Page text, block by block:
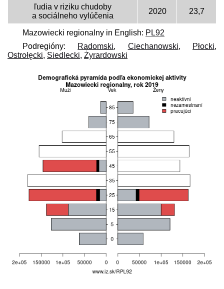
ľudia v riziku chudoby
a sociálneho vylúčenia
2020 23,7
Mazowiecki regionalny in English: PL92
Podregióny: Radomski, Ciechanowski, Płocki,
Ostrołęcki, Siedlecki, Żyrardowski